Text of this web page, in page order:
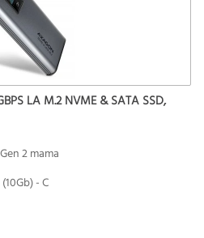
LA M.2 NVME & SATA SSD,
2 mama
- C